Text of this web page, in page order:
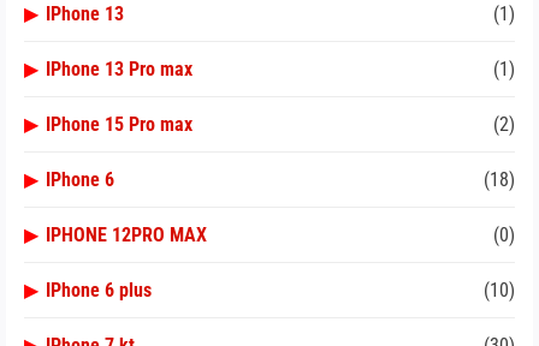
▶ IPhone 13 (1)
▶ IPhone 13 Pro max (1)
▶ IPhone 15 Pro max (2)
▶ IPhone 6 (18)
▶ IPHONE 12PRO MAX (0)
▶ IPhone 6 plus (10)